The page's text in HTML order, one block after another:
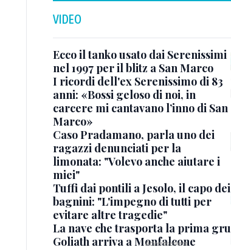
VIDEO
Ecco il tanko usato dai Serenissimi
nel 1997 per il blitz a San Marco
I ricordi dell'ex Serenissimo di 83
anni: «Bossi geloso di noi, in
carcere mi cantavano l’inno di San
Marco»
Caso Pradamano, parla uno dei
ragazzi denunciati per la
limonata: "Volevo anche aiutare i
miei"
Tuffi dai pontili a Jesolo, il capo dei
bagnini: "L'impegno di tutti per
evitare altre tragedie"
La nave che trasporta la prima gru
Goliath arriva a Monfalcone